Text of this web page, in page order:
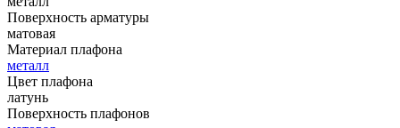
Поверхность арматуры
матовая
Материал плафона
металл
Цвет плафона
латунь
Поверхность плафонов